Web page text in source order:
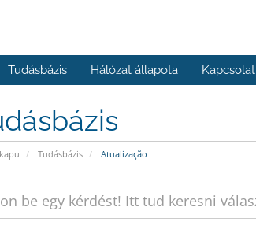
Tudásbázis Hálózat állapota Kapcsolat
Tudásbázis Atualização